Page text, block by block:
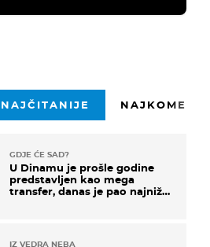
NAJČITANIJE
GDJE ĆE SAD?
U Dinamu je prošle godine
predstavljen kao mega
transfer, danas je pao najniže
IZ VEDRA NEBA